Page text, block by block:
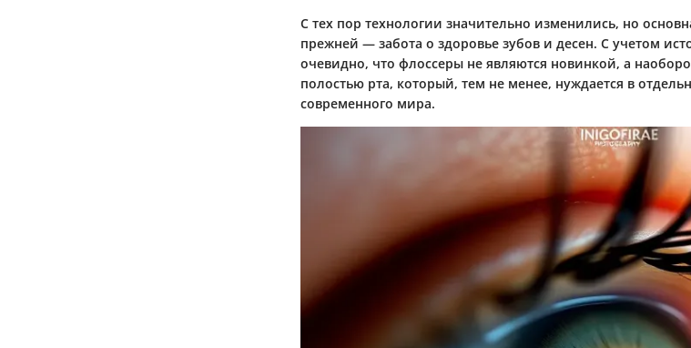
С тех пор технологии значительно изменились, но
прежней — забота о здоровье зубов и десен. С учетом
очевидно, что флоссеры не являются новинкой, а
полостью рта, который, тем не менее, нуждается в
современного мира.